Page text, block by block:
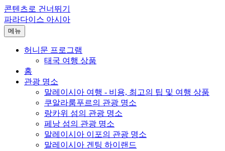
콘텐츠로 건너뛰기
파라다이스 아시아
메뉴
허니문 프로그램
태국 여행 상품
홈
관광 명소
말레이시아 여행 - 비용, 최고의 팁 및 여행 상품
쿠알라룸푸르의 관광 명소
랑카위 섬의 관광 명소
페낭 섬의 관광 명소
말레이시아 이포의 관광 명소
말레이시아 겐팅 하이랜드